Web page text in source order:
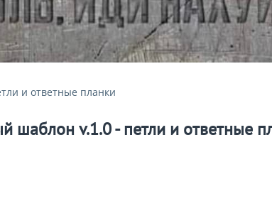
и ответные планки
шаблон v.1.0 - петли и ответные